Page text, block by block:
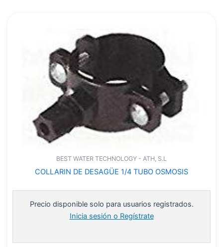
BEST WATER TECHNOLOGY - ATH, S.L
COLLARIN DE DESAGÜE 1/4 TUBO OSMOSIS
Precio disponible solo para usuarios registrados.
Inicia sesión o Regístrate